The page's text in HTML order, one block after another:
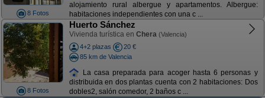
8 Fotos
alojamiento rural albergue y apartamentos. Albergue:
habitaciones independientes con una c ...
8 Fotos
Huerto Sánchez
Vivienda turística en Chera (Valencia)
4+2 plazas
20 €
85 km de Valencia
La casa preparada para acoger hasta 6 personas y
distribuida en dos plantas cuenta con 2 habitaciones: Dos
dobles2, salón comedor, 2 baños c ...